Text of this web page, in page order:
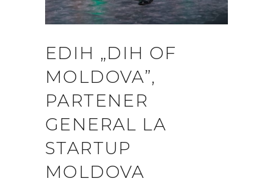
EDIH „DIH OF
MOLDOVA”,
PARTENER
GENERAL LA
STARTUP
MOLDOVA